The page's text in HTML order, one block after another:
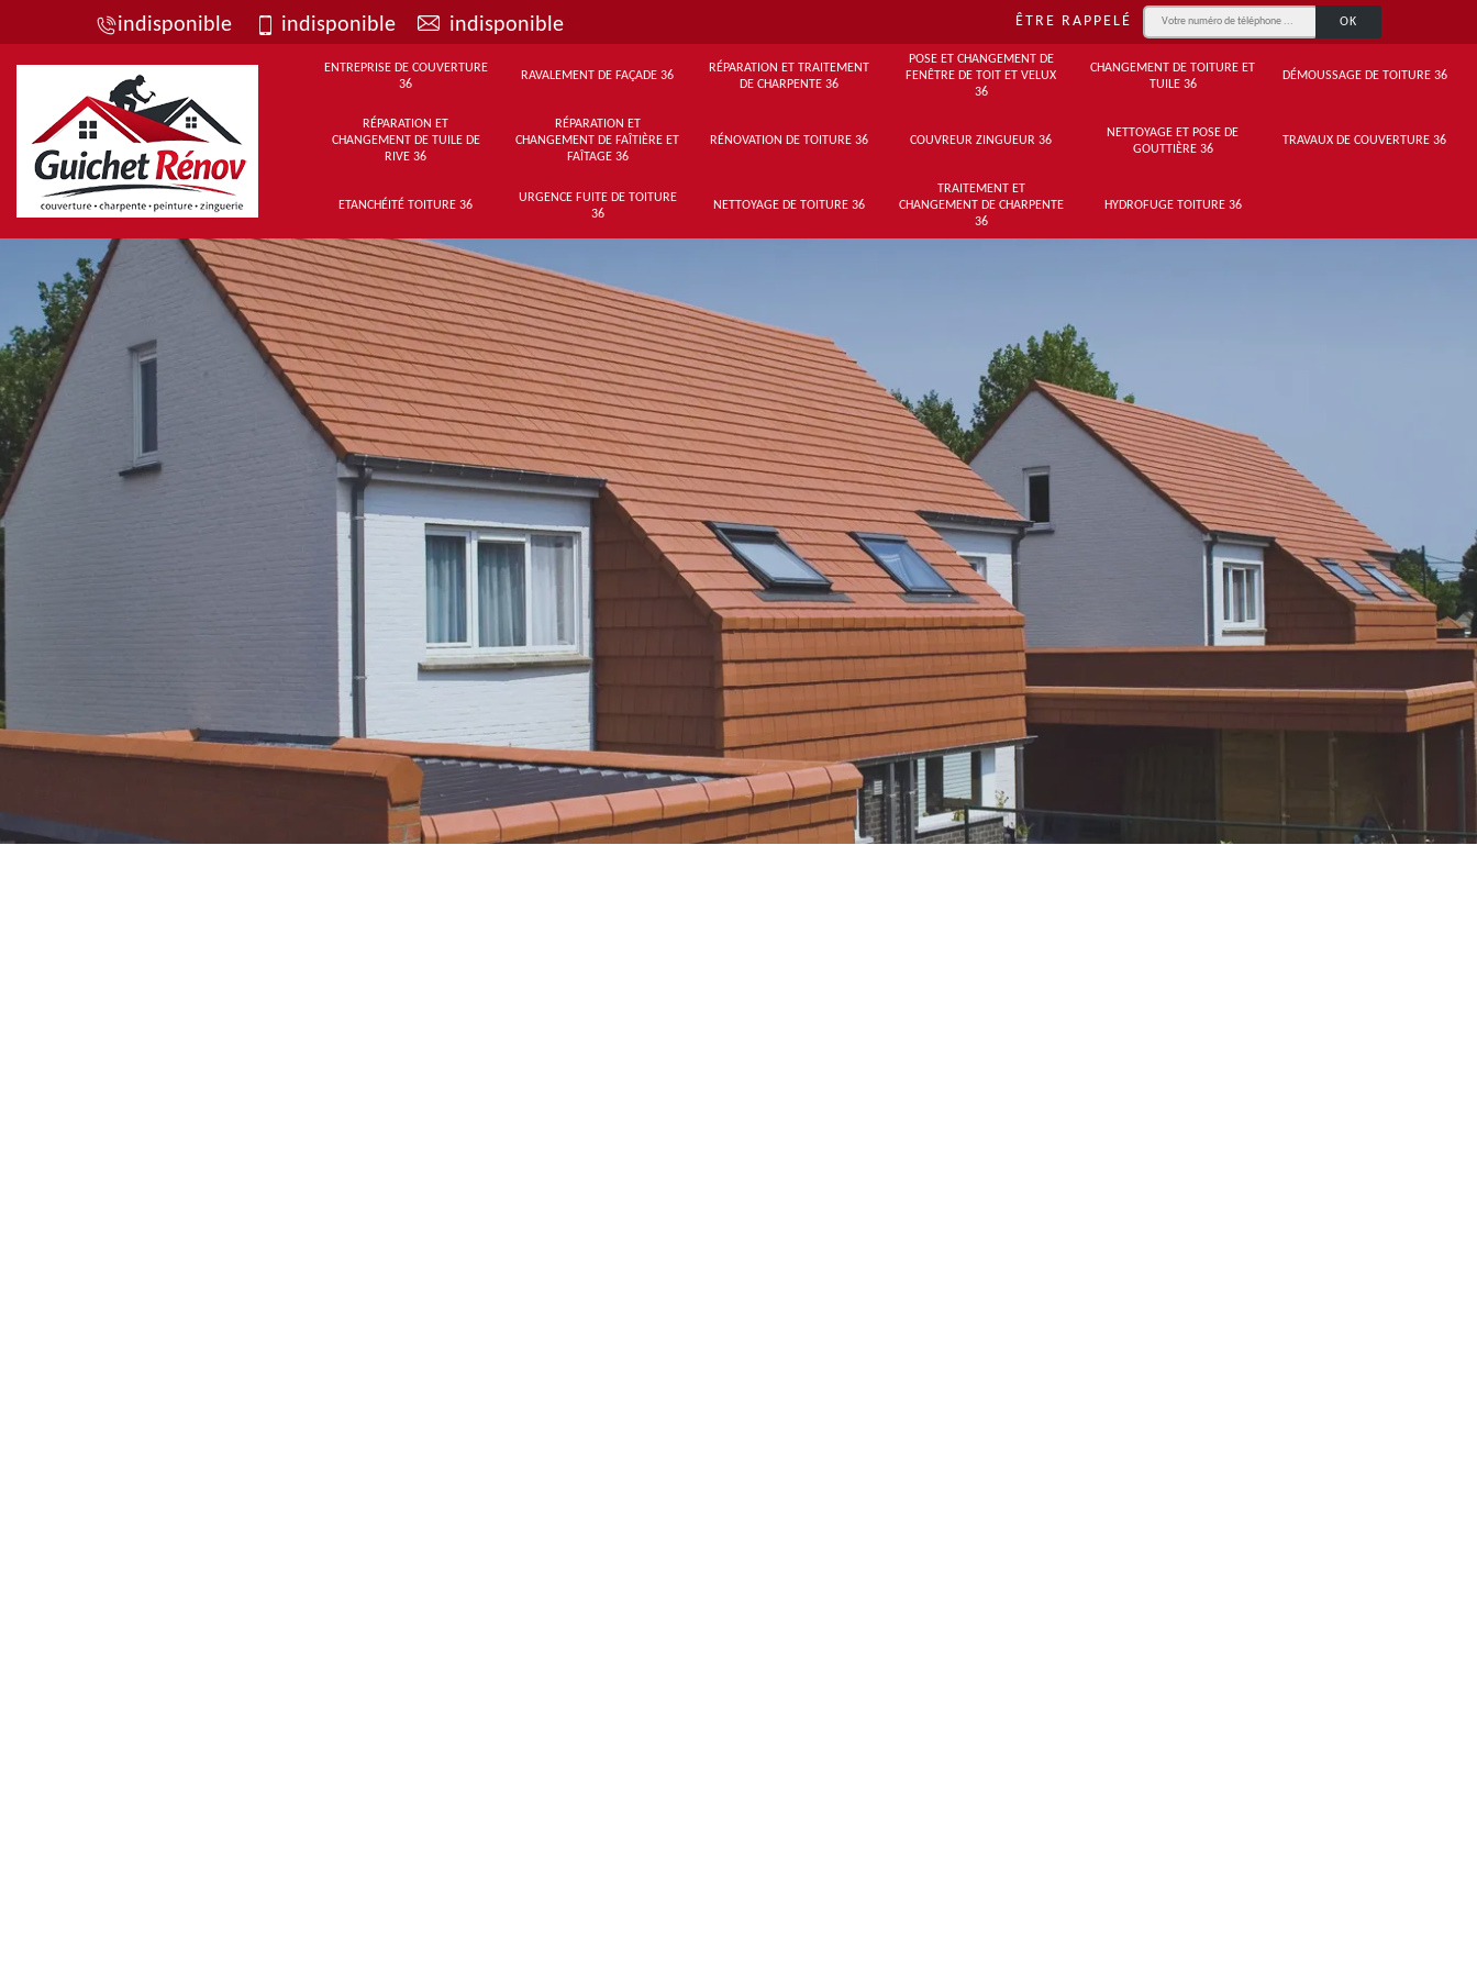
indisponible indisponible indisponible ÊTRE RAPPELÉ
ENTREPRISE DE COUVERTURE
36
RAVALEMENT DE FAÇADE 36
RÉPARATION ET TRAITEMENT
DE CHARPENTE 36
POSE ET CHANGEMENT DE
FENÊTRE DE TOIT ET VELUX
36
CHANGEMENT DE TOITURE ET
TUILE 36
DÉMOUSSAGE DE TOITURE 36
RÉPARATION ET
CHANGEMENT DE TUILE DE
RIVE 36
RÉPARATION ET
CHANGEMENT DE FAÎTIÈRE ET
FAÎTAGE 36
RÉNOVATION DE TOITURE 36 COUVREUR ZINGUEUR 36
NETTOYAGE ET POSE DE
GOUTTIÈRE 36
TRAVAUX DE COUVERTURE 36
ETANCHÉITÉ TOITURE 36
URGENCE FUITE DE TOITURE
36
NETTOYAGE DE TOITURE 36
TRAITEMENT ET
CHANGEMENT DE CHARPENTE
36
HYDROFUGE TOITURE 36